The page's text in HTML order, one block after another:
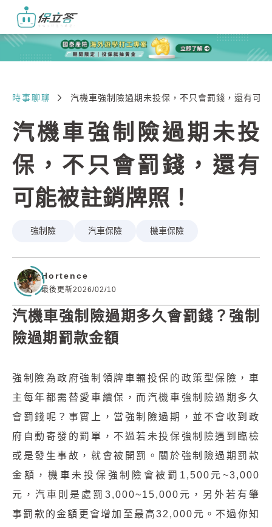
時事聊聊 汽機車強制險過期未投保，不只會罰錢，還有可
汽機車強制險過期未投
保，不只會罰錢，還有
可能被註銷牌照！
強制險 汽車保險 機車保險
Hortence
最後更新2026/02/10
汽機車強制險過期多久會罰錢？強制
險過期罰款金額
強制險為政府強制領牌車輛投保的政策型保險，車
主每年都需替愛車續保，而汽機車強制險過期多久
會罰錢呢？事實上，當強制險過期，並不會收到政
府自動寄發的罰單，不過若未投保強制險遇到臨檢
或是發生事故，就會被開罰。關於強制險過期罰款
金額，機車未投保強制險會被罰1,500元~3,000
元，汽車則是處罰3,000~15,000元，另外若有肇
事罰款的金額更會增加至最高32,000元。不過你知